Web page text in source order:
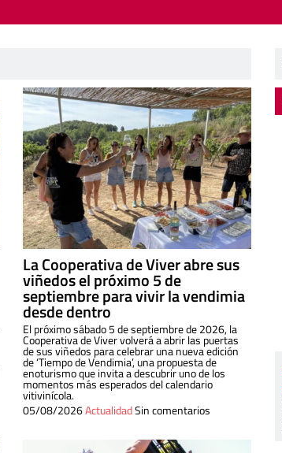
La Cooperativa de Viver abre sus
viñedos el próximo 5 de
septiembre para vivir la vendimia
desde dentro
El próximo sábado 5 de septiembre de 2026, la
Cooperativa de Viver volverá a abrir las puertas
de sus viñedos para celebrar una nueva edición
de ‘Tiempo de Vendimia’, una propuesta de
enoturismo que invita a descubrir uno de los
momentos más esperados del calendario
vitivinícola.
05/08/2026ActualidadSin comentarios